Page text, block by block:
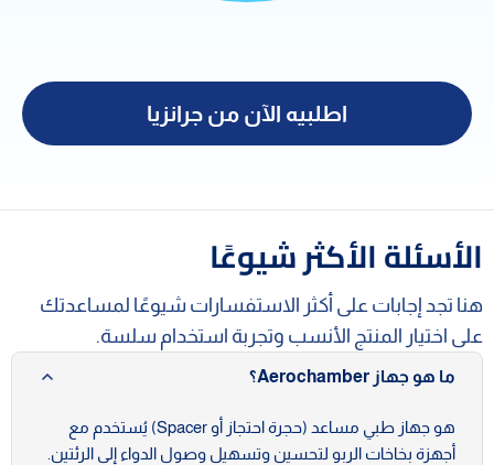
اطلبيه الآن من جرانزيا
الأسئلة الأكثر شيوعًا
هنا تجد إجابات على أكثر الاستفسارات شيوعًا لمساعدتك
على اختيار المنتج الأنسب وتجربة استخدام سلسة.
ما هو جهاز Aerochamber؟
هو جهاز طبي مساعد (حجرة احتجاز أو Spacer) يُستخدم مع
أجهزة بخاخات الربو لتحسين وتسهيل وصول الدواء إلى الرئتين.